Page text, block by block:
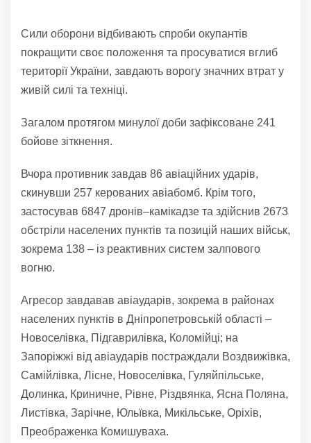
Сили оборони відбивають спроби окупантів
покращити своє положення та просуватися вглиб
території України, завдають ворогу значних втрат у
живій силі та техніці.
Загалом протягом минулої доби зафіксоване 241
бойове зіткнення.
Вчора противник завдав 86 авіаційних ударів,
скинувши 257 керованих авіабомб. Крім того,
застосував 6847 дронів–камікадзе та здійснив 2673
обстріли населених пунктів та позицій наших військ,
зокрема 138 – із реактивних систем залпового
вогню.
Агресор завдавав авіаударів, зокрема в районах
населених пунктів в Дніпропетровській області –
Новоселівка, Підгаврилівка, Коломійці; на
Запоріжжі від авіаударів постраждали Воздвижівка,
Самійлівка, Лісне, Новоселівка, Гуляйпільське,
Долинка, Криничне, Рівне, Різдвянка, Ясна Поляна,
Листівка, Зарічне, Юльївка, Микільське, Оріхів,
Преображенка Комишуваха.